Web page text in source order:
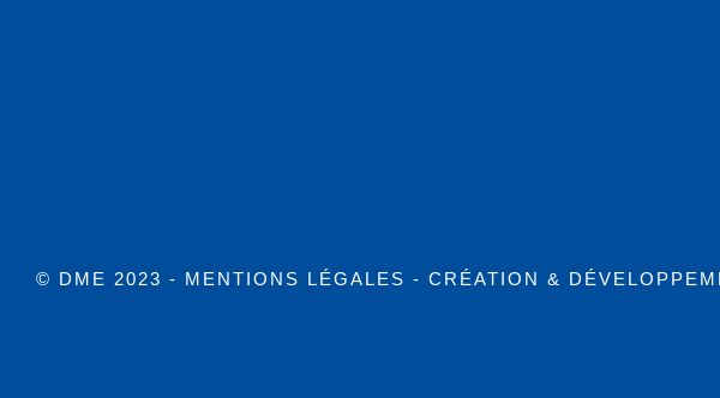
© DME 2023 - MENTIONS LÉGALES - CRÉATION &